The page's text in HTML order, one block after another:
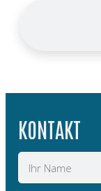
KONTAKT
Name